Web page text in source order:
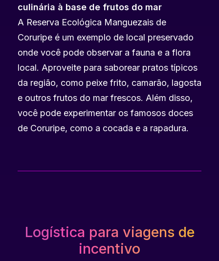
culinária à base de frutos do mar
A Reserva Ecológica Manguezais de
Coruripe é um exemplo de local preservado
onde você pode observar a fauna e a flora
local. Aproveite para saborear pratos típicos
da região, como peixe frito, camarão, lagosta
e outros frutos do mar frescos. Além disso,
você pode experimentar os famosos doces
de Coruripe, como a cocada e a rapadura.
Logística para viagens de
incentivo